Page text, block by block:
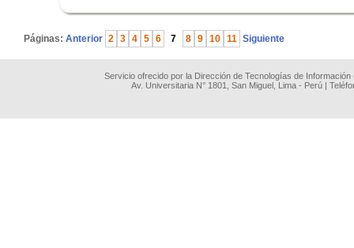
Páginas: Anterior 2 3 4 5 6 7 8 9 10 11 Siguiente
Servicio ofrecido por la Dirección de Tecnologías de
Av. Universitaria N° 1801, San Miguel, Lima - Perú |